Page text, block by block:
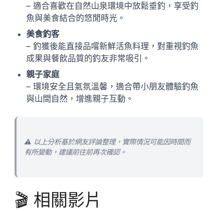
– 適合喜歡在自然山泉環境中放鬆垂釣，享受釣
魚與美食結合的悠閒時光。
美食釣客
– 釣獲後能直接品嚐新鮮活魚料理，對重視釣魚
成果與餐飲品質的釣友非常吸引。
親子家庭
– 環境安全且氣氛溫馨，適合帶小朋友體驗釣魚
與山間自然，增進親子互動。
⚠️ 以上分析基於網友評論整理，實際情況可能因時間而
有所變動，建議前往前再次確認。
🎬 相關影片